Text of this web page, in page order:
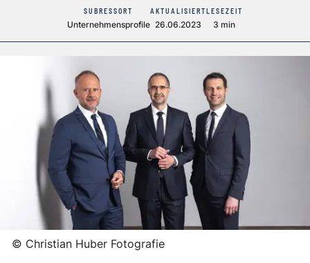
SUBRESSORT
Unternehmensprofile
AKTUALISIERT
26.06.2023
LESEZEIT
3 min
© Christian Huber Fotografie